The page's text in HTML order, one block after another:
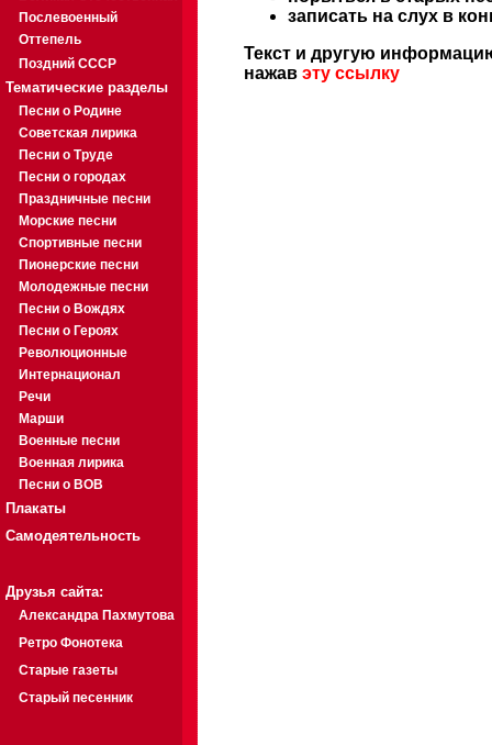
Послевоенный
Оттепель
Поздний СССР
Тематические разделы
Песни о Родине
Советская лирика
Песни о Труде
Песни о городах
Праздничные песни
Морские песни
Спортивные песни
Пионерские песни
Молодежные песни
Песни о Вождях
Песни о Героях
Революционные
Интернационал
Речи
Марши
Военные песни
Военная лирика
Песни о ВОВ
Плакаты
Самодеятельность
Друзья сайта:
Александра Пахмутова
Ретро Фонотека
Старые газеты
Старый песенник
записать на слух в
Текст и другую
нажав эту ссылку